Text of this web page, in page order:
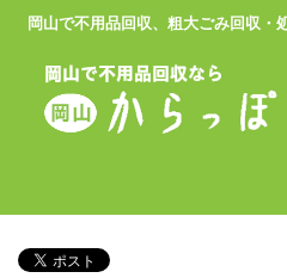
岡山で不用品回収、粗大ごみ回収・